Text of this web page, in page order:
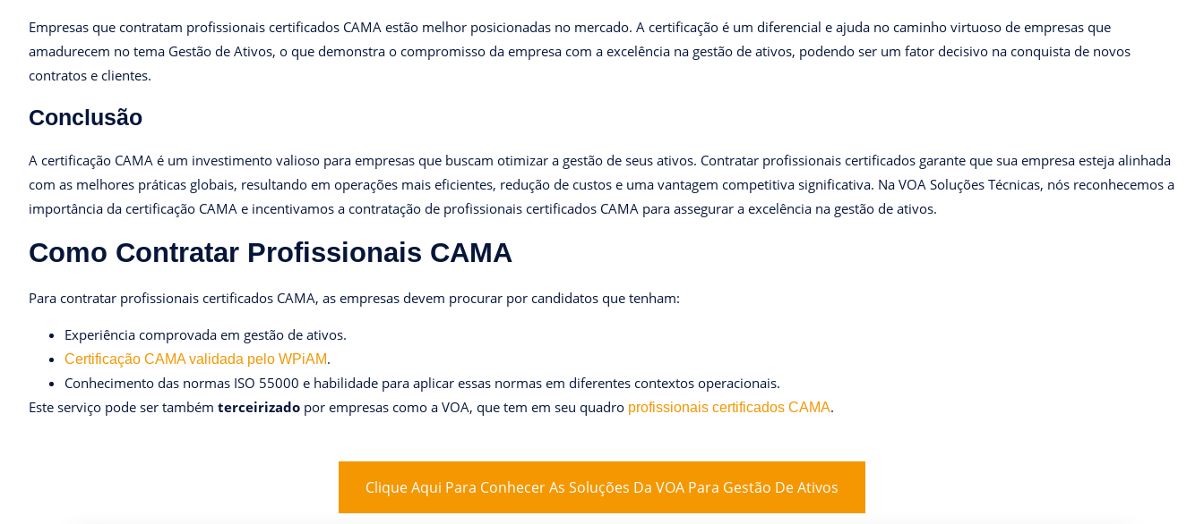
Empresas que contratam profissionais certificados CAMA estão melhor posicionadas no mercado. A certificação é um diferencial e ajuda no caminho virtuoso de empresas que
amadurecem no tema Gestão de Ativos, o que demonstra o compromisso da empresa com a excelência na gestão de ativos, podendo ser um fator decisivo na conquista de novos
contratos e clientes.
Conclusão
A certificação CAMA é um investimento valioso para empresas que buscam otimizar a gestão de seus ativos. Contratar profissionais certificados garante que sua empresa esteja alinhada
com as melhores práticas globais, resultando em operações mais eficientes, redução de custos e uma vantagem competitiva significativa. Na VOA Soluções Técnicas, nós reconhecemos a
importância da certificação CAMA e incentivamos a contratação de profissionais certificados CAMA para assegurar a excelência na gestão de ativos.
Como Contratar Profissionais CAMA
Para contratar profissionais certificados CAMA, as empresas devem procurar por candidatos que tenham:
Experiência comprovada em gestão de ativos.
Certificação CAMA validada pelo WPiAM.
Conhecimento das normas ISO 55000 e habilidade para aplicar essas normas em diferentes contextos operacionais.
Este serviço pode ser também terceirizado por empresas como a VOA, que tem em seu quadro profissionais certificados CAMA.
Clique Aqui Para Conhecer As Soluções Da VOA Para Gestão De Ativos